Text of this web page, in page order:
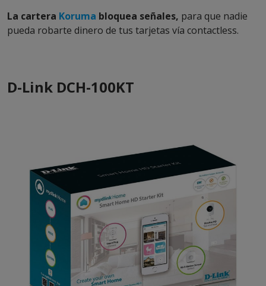
La cartera Koruma bloquea señales, para que nadie
pueda robarte dinero de tus tarjetas vía contactless.
D-Link DCH-100KT